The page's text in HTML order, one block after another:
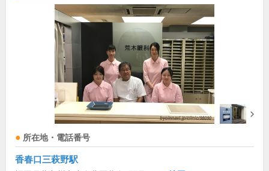
所在地・電話番号
香春口三萩野駅